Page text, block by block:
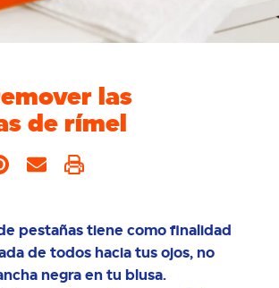
las
de rímel
pestañas tiene como finalidad
de todos hacia tus ojos, no
negra en tu blusa.